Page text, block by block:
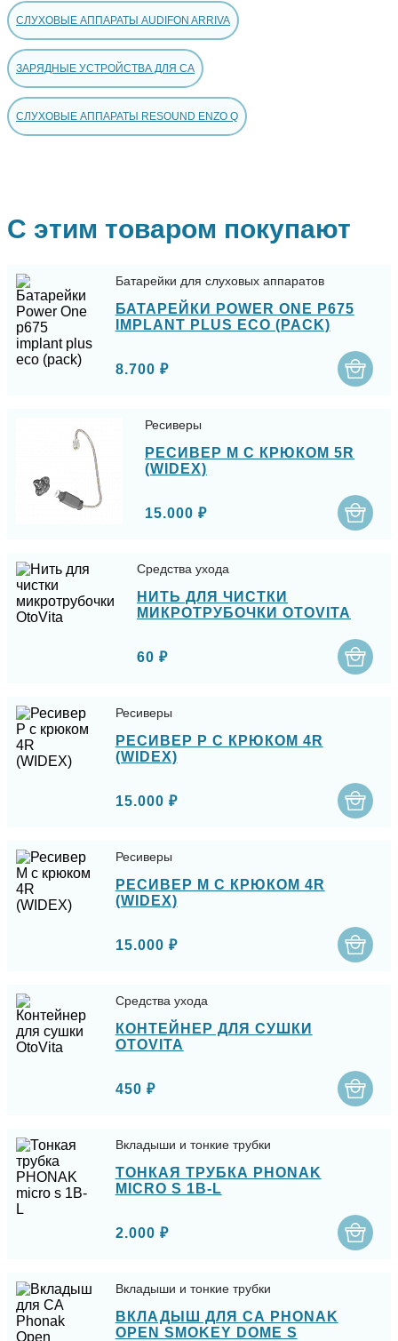
СЛУХОВЫЕ АППАРАТЫ AUDIFON ARRIVA
ЗАРЯДНЫЕ УСТРОЙСТВА ДЛЯ СА
СЛУХОВЫЕ АППАРАТЫ RESOUND ENZO Q
С этим товаром покупают
Батарейки для слуховых аппаратов
БАТАРЕЙКИ POWER ONE P675
IMPLANT PLUS ECO (PACK)
8.700 ₽
Ресиверы
РЕСИВЕР M С КРЮКОМ 5R
(WIDEX)
15.000 ₽
Средства ухода
НИТЬ ДЛЯ ЧИСТКИ
МИКРОТРУБОЧКИ OTOVITA
60 ₽
Ресиверы
РЕСИВЕР P С КРЮКОМ 4R
(WIDEX)
15.000 ₽
Ресиверы
РЕСИВЕР M С КРЮКОМ 4R
(WIDEX)
15.000 ₽
Средства ухода
КОНТЕЙНЕР ДЛЯ СУШКИ
OTOVITA
450 ₽
Вкладыши и тонкие трубки
ТОНКАЯ ТРУБКА PHONAK
MICRO S 1B-L
2.000 ₽
Вкладыши и тонкие трубки
ВКЛАДЫШ ДЛЯ СА PHONAK
OPEN SMOKEY DOME S